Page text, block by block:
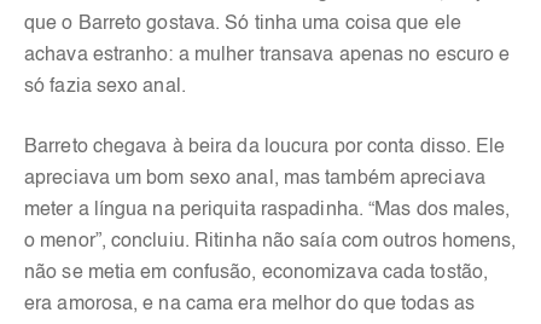
que o Barreto gostava. Só tinha uma coisa que ele
achava estranho: a mulher transava apenas no escuro e
só fazia sexo anal.
Barreto chegava à beira da loucura por conta disso. Ele
apreciava um bom sexo anal, mas também apreciava
meter a língua na periquita raspadinha. “Mas dos males,
o menor”, concluiu. Ritinha não saía com outros homens,
não se metia em confusão, economizava cada tostão,
era amorosa, e na cama era melhor do que todas as